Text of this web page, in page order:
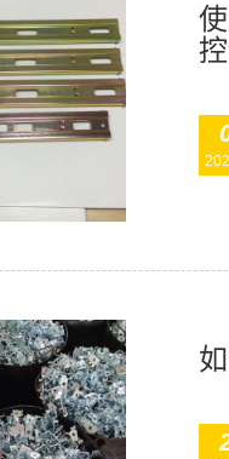
控